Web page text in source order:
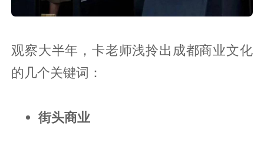
观察大半年，卡老师浅拎出成都商业文化
的几个关键词：
街头商业